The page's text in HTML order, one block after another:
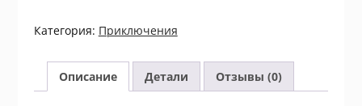
Солдаты
Гонки
выживание
Категория: Приключения
Описание Детали Отзывы (0)